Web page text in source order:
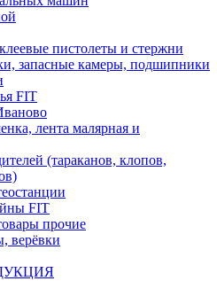
пистолеты и стержни
запасные камеры, подшипники
FIT
лента малярная и
(тараканов, клопов,
FIT
прочие
верёвки